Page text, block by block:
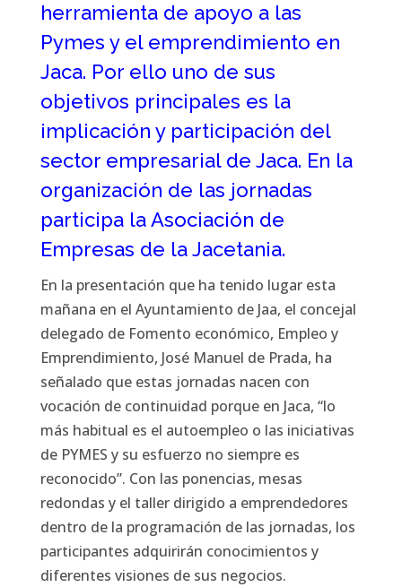
herramienta de apoyo a las
Pymes y el emprendimiento en
Jaca. Por ello uno de sus
objetivos principales es la
implicación y participación del
sector empresarial de Jaca. En la
organización de las jornadas
participa la Asociación de
Empresas de la Jacetania.
En la presentación que ha tenido lugar esta
mañana en el Ayuntamiento de Jaa, el concejal
delegado de Fomento económico, Empleo y
Emprendimiento, José Manuel de Prada, ha
señalado que estas jornadas nacen con
vocación de continuidad porque en Jaca, “lo
más habitual es el autoempleo o las iniciativas
de PYMES y su esfuerzo no siempre es
reconocido”. Con las ponencias, mesas
redondas y el taller dirigido a emprendedores
dentro de la programación de las jornadas, los
participantes adquirirán conocimientos y
diferentes visiones de sus negocios.